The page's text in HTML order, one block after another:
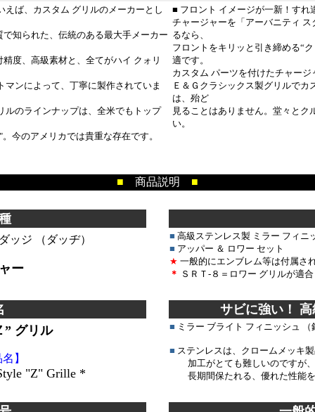
えば、カスタム グリルのメーカーとし
知られた、伝統のある最大手メーカー
度、高級素材と、全てがハイ クォリ
マンによって、丁寧に製作されていま
ルのラインナップは、全米でもトップ
今のアメリカでは貴重な存在です。
■ フロント イメージが一新！すれ
チャージャーを「アーバニティ
るなら、
フロントをキリッと引き締める“
適です。
カスタム パーツを付けたチャー
Ｅ＆Ｇクラシックス製グリルでカ
は、殆ど
見ることはありません。堂々とク
い。
■ 商品説明 ■
ッジ （ダッヂ）
ー
■ 高級ステンレス製 ミラー フィニ
■ アッパー ＆ ロワー セット
★ 一般的にエンブレム等は付属さ
＊ ＳＲＴ-８＝ロワー グリルが適
サビに強い！
” グリル
】
"Z" Grille *
■ ミラー ブライト フィニッシュ
■ ステンレスは、クロームメッキ
加工がとても難しいのですが、
長期間保たれる、優れた性能を